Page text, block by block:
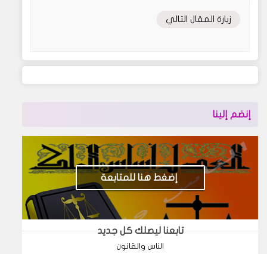
زيارة المقال التالي
إنضم إلينا
إضغط هنا للمتابعة
تابعنا ليصلك كل جديد
الناس والقانون